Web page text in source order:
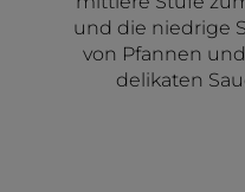
und die niedrige
von Pfannen
delikaten